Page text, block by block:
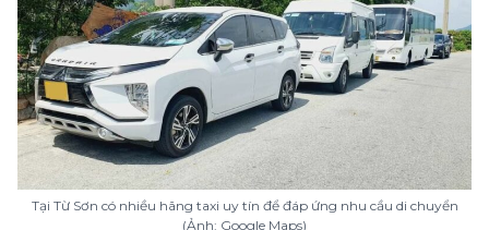
Tại Từ Sơn có nhiều hãng taxi uy tín để đáp ứng nhu cầu di chuyển
(Ảnh: Google Maps)